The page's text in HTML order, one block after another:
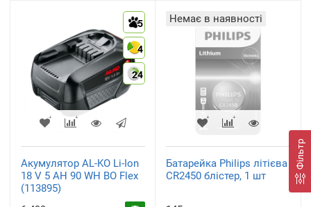
Фільтр
5
4
24
Акумулятор AL-KO Li-Ion
18 V 5 AH 90 WH BO Flex
(113895)
Немає в наявності
Батарейка Philips літієва
CR2450 блістер, 1 шт